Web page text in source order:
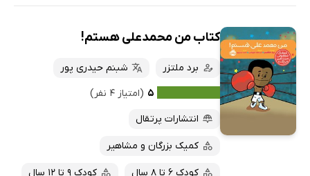
کتاب من محمدعلی هستم!
برد ملتزر
شبنم حیدری پور
۵ (امتیاز ۴ نفر)
انتشارات پرتقال
کمیک بزرگان و مشاهیر
کودک 6 تا 8 سال کودک 9 تا 12 سال